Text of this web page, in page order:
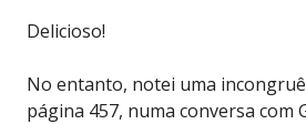
Delicioso!
No entanto, notei uma
página 457, numa conversa com